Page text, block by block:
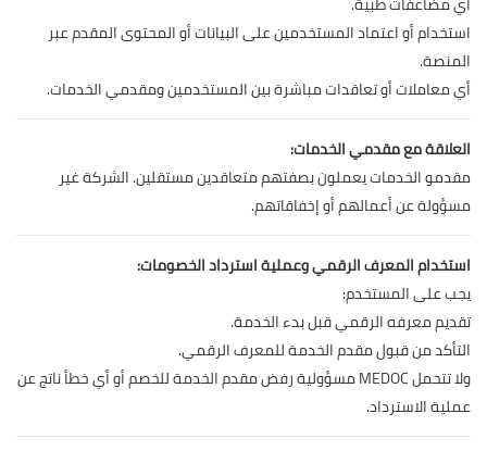
استخدام أو اعتماد المستخدمين على البيانات أو المحتوى المقدم عبر
المنصة.
أي معاملات أو تعاقدات مباشرة بين المستخدمين ومقدمي الخدمات.
العلاقة مع مقدمي الخدمات:
مقدمو الخدمات يعملون بصفتهم متعاقدين مستقلين. الشركة غير
مسؤولة عن أعمالهم أو إخفاقاتهم.
استخدام المعرف الرقمي وعملية استرداد الخصومات:
يجب على المستخدم:
تقديم معرفه الرقمي قبل بدء الخدمة.
التأكد من قبول مقدم الخدمة للمعرف الرقمي.
ولا تتحمل MEDOC مسؤولية رفض مقدم الخدمة للخصم أو أي خطأ ناتج عن
عملية الاسترداد.